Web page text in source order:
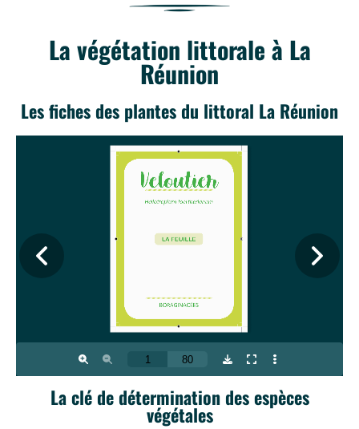
La végétation littorale à La
Réunion
Les fiches des plantes du littoral La Réunion
La clé de détermination des espèces
végétales